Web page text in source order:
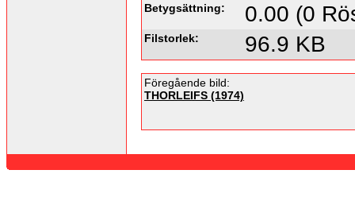
Betygsättning: 0.00 (0
Filstorlek: 96.9 KB
Föregående bild:
THORLEIFS (1974)